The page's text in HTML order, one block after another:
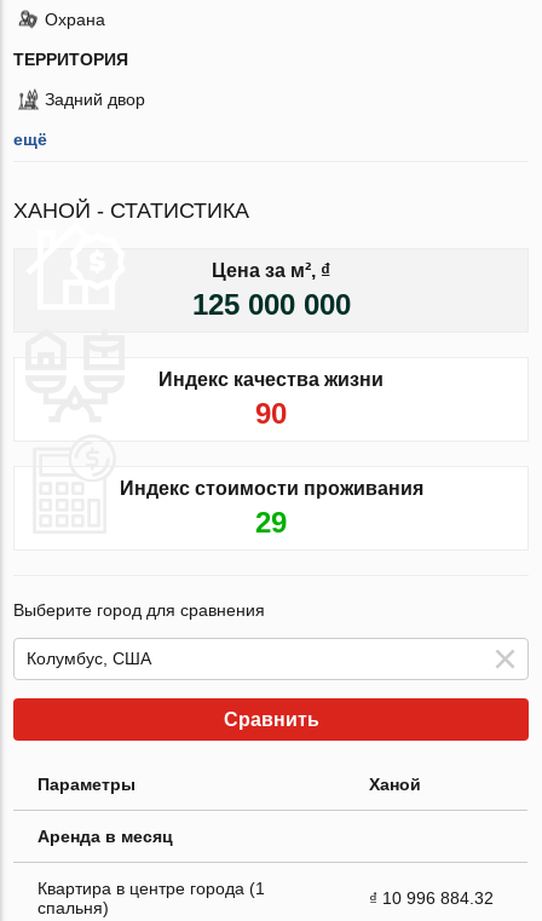
Охрана
ТЕРРИТОРИЯ
Задний двор
ещё
ХАНОЙ - СТАТИСТИКА
Цена за м², ₫
125 000 000
Индекс качества жизни
90
Индекс стоимости проживания
29
Выберите город для сравнения
Сравнить
Параметры Ханой
Аренда в месяц
Квартира в центре города (1
спальня)
₫ 10 996 884.32